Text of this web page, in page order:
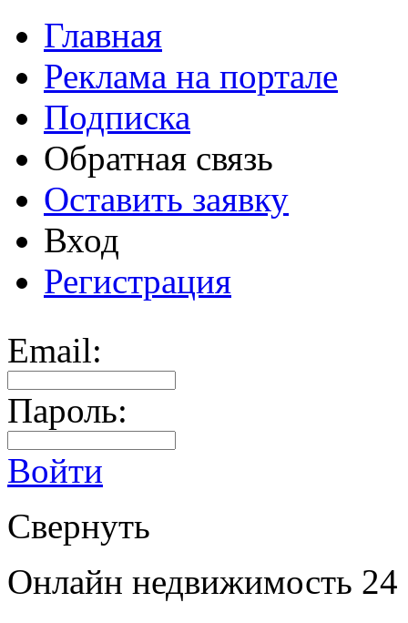
Главная
Реклама на портале
Подписка
Обратная связь
Оставить заявку
Вход
Регистрация
Email:
Пароль:
Войти
Свернуть
Онлайн недвижимость 24